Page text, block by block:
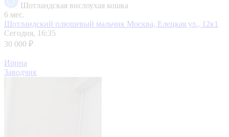
Шотландская вислоухая кошка
6 мес.
Шотландский плюшевый мальчик Москва, Елецкая ул., 12к1
Сегодня, 16:35
30 000 ₽
Ирина
Заводчик